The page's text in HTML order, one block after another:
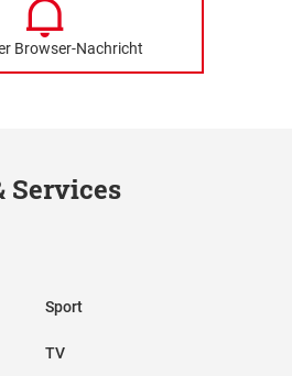
Browser-Nachricht
Services
Sport
TV